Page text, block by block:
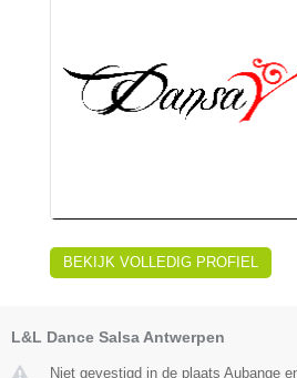
BEKIJK VOLLEDIG PROFIEL
L&L Dance Salsa Antwerpen
Niet gevestigd in de plaats Aubange